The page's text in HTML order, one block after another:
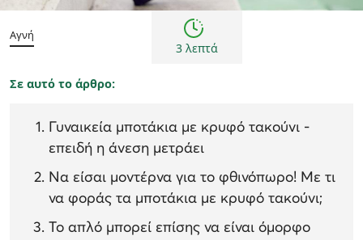
Αγνή
3 λεπτά
Σε αυτό το άρθρο:
Γυναικεία μποτάκια με κρυφό τακούνι -
επειδή η άνεση μετράει
Να είσαι μοντέρνα για το φθινόπωρο! Με τι
να φοράς τα μποτάκια με κρυφό τακούνι;
Το απλό μπορεί επίσης να είναι όμορφο